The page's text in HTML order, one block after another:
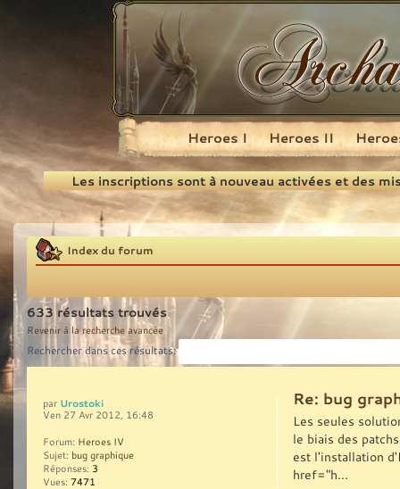
Recherche
Heroes I Heroes II
Les inscriptions sont à nouveau activées et des
Index du forum
633 résultats trouvés
Revenir à la recherche avancée
Rechercher dans ces résultats:
Re: bug
Les seules
le biais des
est l'installation
href="h...
par Urostoki
Ven 27 Avr 2012, 16:48
Forum: Heroes IV
Sujet: bug graphique
Réponses: 3
Vues: 7471